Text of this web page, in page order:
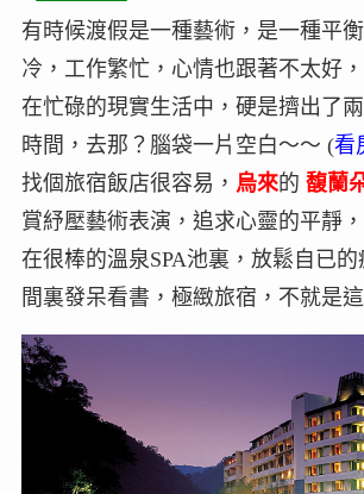
有時候渡假是一種藝術，是一種平
冷，工作繁忙，心情也跟著不太好，
在忙碌的現實生活中，硬是擠出了
時間，去那？腦袋一片空白～～ (看
找個旅宿飯店很容易， 烏來的 馥蘭
賞紓壓藝術表演，追求心靈的平靜，
在很棒的溫泉SPA池裏，放鬆自已
間裏發呆看書，極緻旅宿，不就是